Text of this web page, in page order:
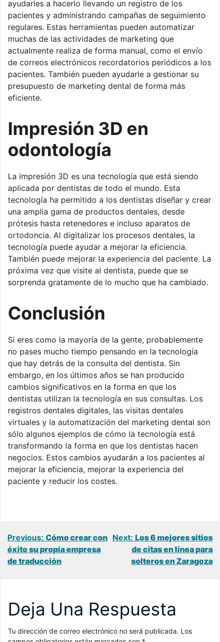
ayudarles a hacerlo llevando un registro de los
pacientes y administrando campañas de seguimiento
regulares. Estas herramientas pueden automatizar
muchas de las actividades de marketing que
actualmente realiza de forma manual, como el envío
de correos electrónicos recordatorios periódicos a los
pacientes. También pueden ayudarle a gestionar su
presupuesto de marketing dental de forma más
eficiente.
Impresión 3D en
odontología
La impresión 3D es una tecnología que está siendo
aplicada por dentistas de todo el mundo. Esta
tecnología ha permitido a los dentistas diseñar y crear
una amplia gama de productos dentales, desde
prótesis hasta retenedores e incluso aparatos de
ortodoncia. Al digitalizar los procesos dentales, la
tecnología puede ayudar a mejorar la eficiencia.
También puede mejorar la experiencia del paciente. La
próxima vez que visite al dentista, puede que se
sorprenda gratamente de lo mucho que ha cambiado.
Conclusión
Si eres como la mayoría de la gente, probablemente
no pases mucho tiempo pensando en la tecnología
que hay detrás de la consulta del dentista. Sin
embargo, en los últimos años se han producido
cambios significativos en la forma en que los
dentistas utilizan la tecnología en sus consultas. Los
registros dentales digitales, las visitas dentales
virtuales y la automatización del marketing dental son
sólo algunos ejemplos de cómo la tecnología está
transformando la forma en que los dentistas hacen
negocios. Estos cambios ayudarán a los pacientes al
mejorar la eficiencia, mejorar la experiencia del
paciente y reducir los costes.
Navegación
de
entradas
Previous: Cómo crear con
éxito su propia empresa
de traducción
Next: Los 6 mejores sitios
de citas en línea para
solteros en Zaragoza
Deja Una Respuesta
Tu dirección de correo electrónico no será publicada. Los